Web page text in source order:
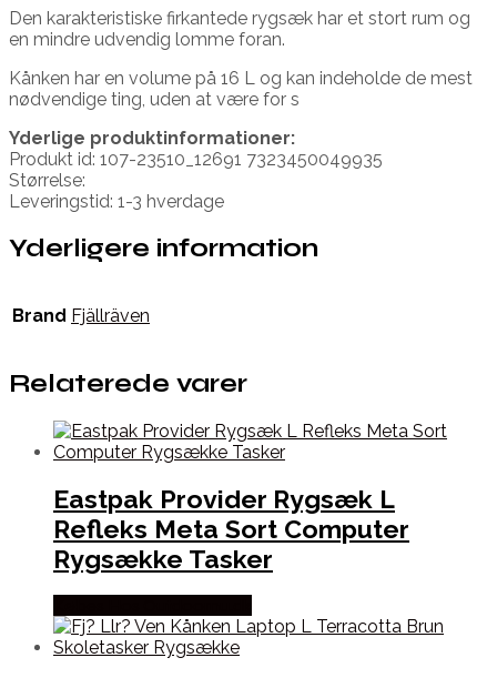
Den karakteristiske firkantede rygsæk har et stort rum og
en mindre udvendig lomme foran.
Kånken har en volume på 16 L og kan indeholde de mest
nødvendige ting, uden at være for s
Yderlige produktinformationer:
Produkt id: 107-23510_12691 7323450049935
Størrelse:
Leveringstid: 1-3 hverdage
Yderligere information
Brand Fjällräven
Relaterede varer
Eastpak Provider Rygsæk L
Refleks Meta Sort Computer
Rygsække Tasker